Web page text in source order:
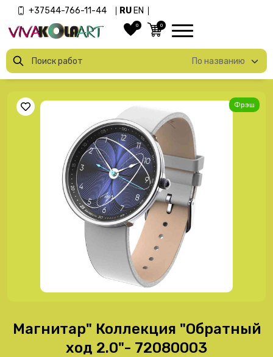
+37544-766-11-44 RU EN
0 0
Фрэш
Магнитар" Коллекция "Обратный
ход 2.0"- 72080003